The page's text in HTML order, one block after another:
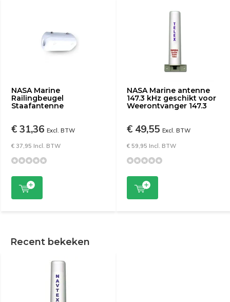
NASA Marine
Railingbeugel
Staafantenne
€ 31,36 Excl. BTW
€ 37,95 Incl. BTW
NASA Marine antenne
147.3 kHz geschikt voor
Weerontvanger 147.3
€ 49,55 Excl. BTW
€ 59,95 Incl. BTW
Recent bekeken